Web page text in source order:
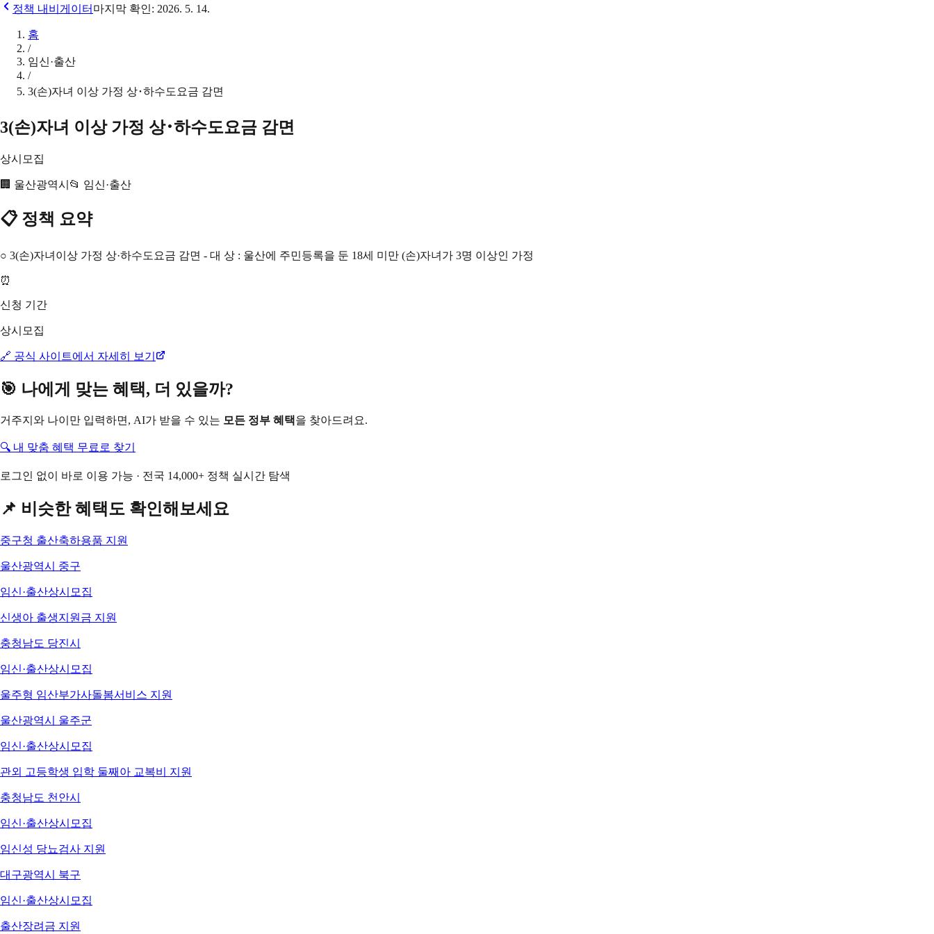
정책 내비게이터 마지막 확인: 2026. 5. 14.
홈
/
임신·출산
/
3(손)자녀 이상 가정 상･하수도요금 감면
3(손)자녀 이상 가정 상･하수도요금 감면
상시모집
🏢 울산광역시 📂 임신·출산
📋 정책 요약
○ 3(손)자녀이상 가정 상·하수도요금 감면 - 대 상 : 울산에 주민등록을 둔 18세 미만 (손)자녀가 3명 이상인 가정
⏰
신청 기간
상시모집
🔗 공식 사이트에서 자세히 보기
🎯 나에게 맞는 혜택, 더 있을까?
거주지와 나이만 입력하면, AI가 받을 수 있는 모든 정부 혜택을 찾아드려요.
🔍 내 맞춤 혜택 무료로 찾기
로그인 없이 바로 이용 가능 · 전국 14,000+ 정책 실시간 탐색
📌 비슷한 혜택도 확인해보세요
중구청 출산축하용품 지원
울산광역시 중구
임신·출산상시모집
신생아 출생지원금 지원
충청남도 당진시
임신·출산상시모집
울주형 임산부가사돌봄서비스 지원
울산광역시 울주군
임신·출산상시모집
관외 고등학생 입학 둘째아 교복비 지원
충청남도 천안시
임신·출산상시모집
임신성 당뇨검사 지원
대구광역시 북구
임신·출산상시모집
출산장려금 지원